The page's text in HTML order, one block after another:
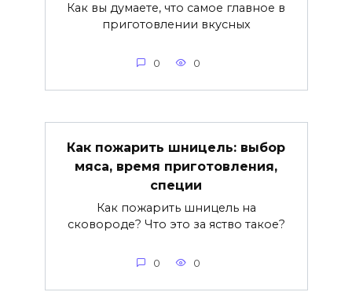
Как вы думаете, что самое главное в
приготовлении вкусных
0 0
Как пожарить шницель: выбор
мяса, время приготовления,
специи
Как пожарить шницель на
сковороде? Что это за яство такое?
0 0